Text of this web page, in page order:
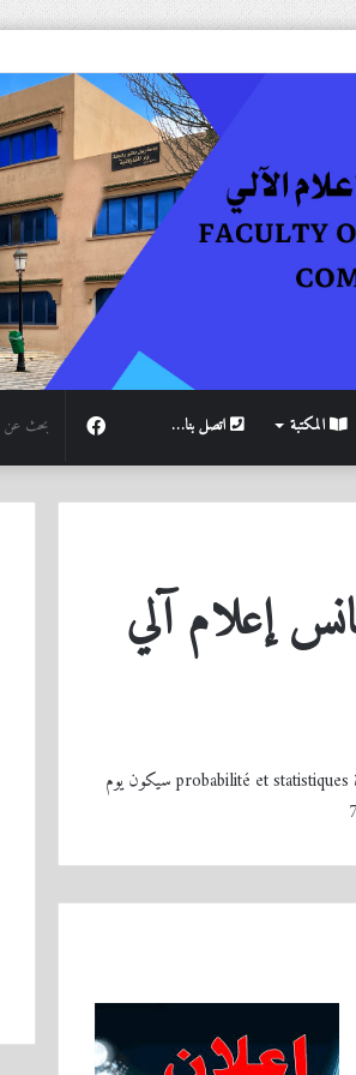
المكتبة اتصل بنا… فيسبوك
إعلام آلي
ليكن في علم طلبة سنة اولى ليسانس اعلام الي تخصص واب أن امتحان الأعمال الموجهة لمادة probabilité et statistiques سيكون يوم